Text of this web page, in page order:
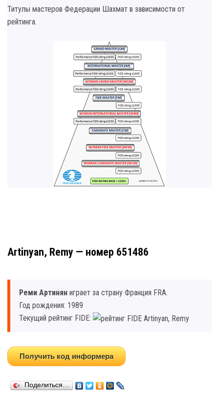
Титулы мастеров Федерации Шахмат в зависимости от
рейтинга.
Artinyan, Remy — номер 651486
Реми Артинян играет за страну Франция FRA.
Год рождения: 1989
Текущий рейтинг FIDE:
Получить код информера
Поделиться…